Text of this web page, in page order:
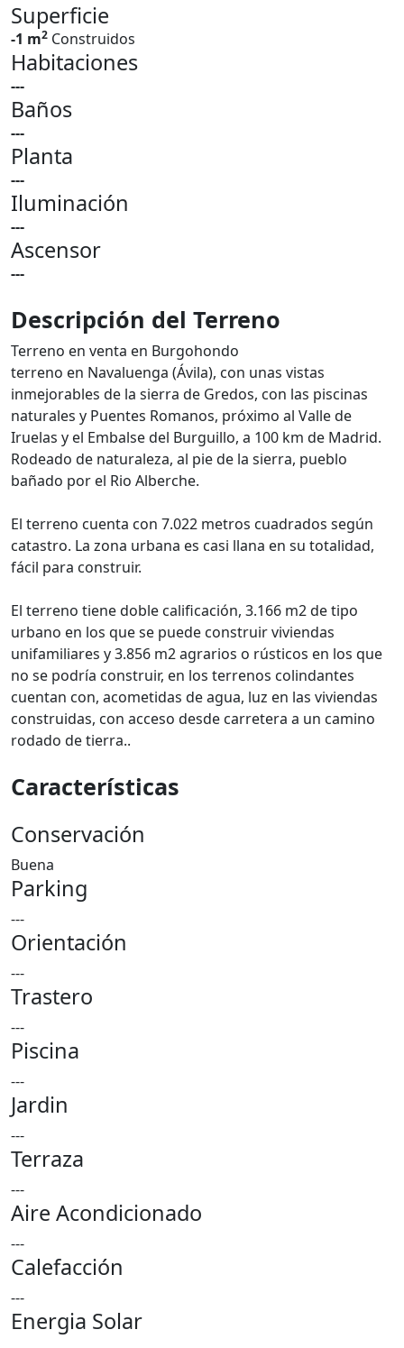
Superficie
-1 m2 Construidos
Habitaciones
---
Baños
---
Planta
---
Iluminación
---
Ascensor
---
Descripción del Terreno
Terreno en venta en Burgohondo
terreno en Navaluenga (Ávila), con unas vistas
inmejorables de la sierra de Gredos, con las piscinas
naturales y Puentes Romanos, próximo al Valle de
Iruelas y el Embalse del Burguillo, a 100 km de Madrid.
Rodeado de naturaleza, al pie de la sierra, pueblo
bañado por el Rio Alberche.
El terreno cuenta con 7.022 metros cuadrados según
catastro. La zona urbana es casi llana en su totalidad,
fácil para construir.
El terreno tiene doble calificación, 3.166 m2 de tipo
urbano en los que se puede construir viviendas
unifamiliares y 3.856 m2 agrarios o rústicos en los que
no se podría construir, en los terrenos colindantes
cuentan con, acometidas de agua, luz en las viviendas
construidas, con acceso desde carretera a un camino
rodado de tierra..
Características
Conservación
Buena
Parking
---
Orientación
---
Trastero
---
Piscina
---
Jardin
---
Terraza
---
Aire Acondicionado
---
Calefacción
---
Energia Solar